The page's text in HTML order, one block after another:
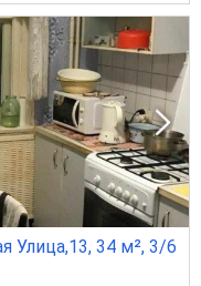
Улица,13, 34 м², 3/6